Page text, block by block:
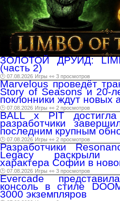
ЗОЛОТОЙ ДРУИД:
(часть 2)
🕑 07.08.2026 Игры 👀 3 просмотров
Marvelous проведёт
Story of Seasons и 20-
поклонники ждут новых
🕑 07.08.2026 Игры 👀 2 просмотров
BALL x PIT
разработчики
последним крупным
🕑 07.08.2026 Игры 👀 2 просмотров
Разработчики
Legacy раскрыли
характера Софии в
🕑 07.08.2026 Игры 👀 3 просмотров
Evercade
консоль в стиле
3000 экземпляров